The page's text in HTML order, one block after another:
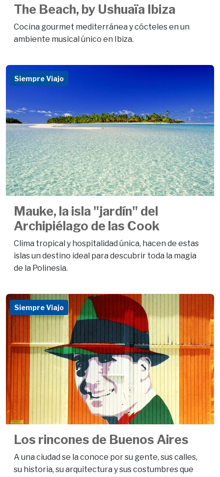
The Beach, by Ushuaïa Ibiza
Cocina gourmet mediterránea y cócteles en un
ambiente musical único en Ibiza.
Siempre Viajo
Mauke, la isla "jardín" del
Archipiélago de las Cook
Clima tropical y hospitalidad única, hacen de estas
islas un destino ideal para descubrir toda la magia
de la Polinesia.
Siempre Viajo
Los rincones de Buenos Aires
A una ciudad se la conoce por su gente, sus calles,
su historia, su arquitectura y sus costumbres que